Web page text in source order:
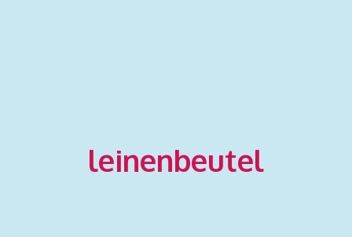
leinenbeutel